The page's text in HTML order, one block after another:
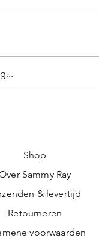
Shop
Sammy Ray
& levertijd
Retourneren
voorwaarden